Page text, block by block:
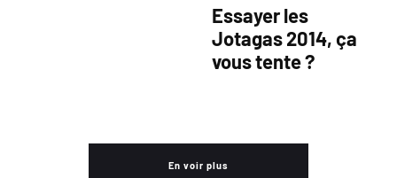
Essayer les
Jotagas 2014, ça
vous tente ?
En voir plus